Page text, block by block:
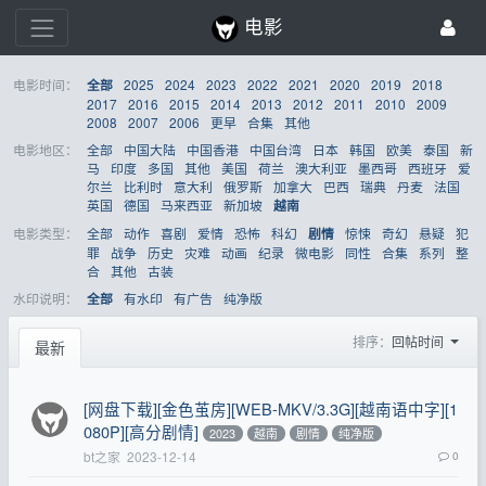
电影
电影时间： 全部 2025 2024 2023 2022 2021 2020 2019
2018
2017 2016 2015 2014 2013 2012 2011 2010
2009
2008
2007 2006 更早 合集 其他
电影地区：
全部 中国大陆 中国香港 中国台湾 日本 韩国 欧美 泰国
新
马
印度 多国 其他 美国 荷兰 澳大利亚 墨西哥 西班牙
爱
尔兰
比利时 意大利 俄罗斯 加拿大 巴西 瑞典 丹麦 法国
英国
德国 马来西亚 新加坡 越南
电影类型：
全部 动作 喜剧 爱情 恐怖 科幻 剧情 惊悚 奇幻 悬疑 犯
罪
战争 历史 灾难 动画 纪录 微电影 同性 合集 系列
整
合 其他 古装
水印说明：
全部 有水印 有广告 纯净版
最新 排序： 回帖时间
[网盘下载][金色茧房][WEB-MKV/3.3G][越南语中字][1
080P][高分剧情]
2023 越南 剧情 纯净版
bt之家 2023-12-14 0